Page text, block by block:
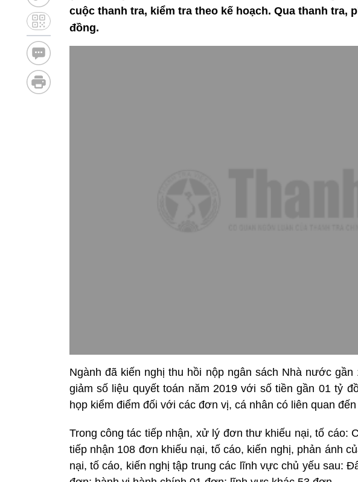
cuộc thanh tra, kiểm tra theo kế hoạch. Qua thanh tra,
đồng.
Ngành đã kiến nghị thu hồi nộp ngân sách Nhà nước
giảm số liệu quyết toán năm 2019 với số tiền gần 01 tỷ
họp kiểm điểm đối với các đơn vị, cá nhân có liên quan
Trong công tác tiếp nhận, xử lý đơn thư khiếu nại, tố cáo:
tiếp nhận 108 đơn khiếu nại, tố cáo, kiến nghị, phản ánh
nại, tố cáo, kiến nghị tập trung các lĩnh vực chủ yếu sau: